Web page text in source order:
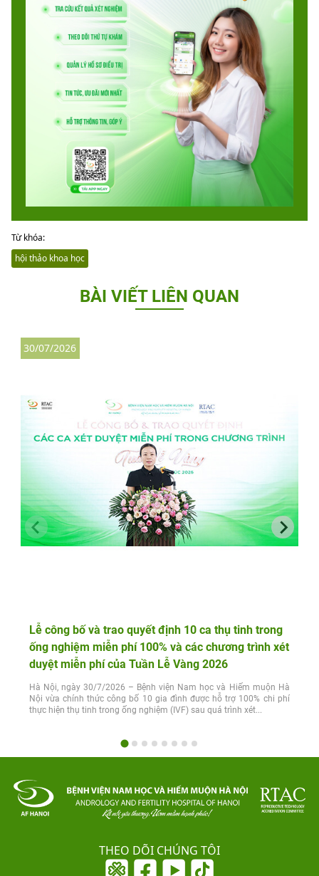
Từ khóa:
hội thảo khoa học
BÀI VIẾT LIÊN QUAN
Lễ công bố và trao quyết định 10 ca thụ tinh trong
ống nghiệm miễn phí 100% và các chương trình xét
duyệt miễn phí của Tuần Lễ Vàng 2026
Hà Nội, ngày 30/7/2026 – Bệnh viện Nam học và Hiếm muộn Hà
Nội vừa chính thức công bố 10 gia đình được hỗ trợ 100% chi phí
thực hiện thụ tinh trong ống nghiệm (IVF) sau quá trình xét...
30/07/2026
THEO DÕI CHÚNG TÔI